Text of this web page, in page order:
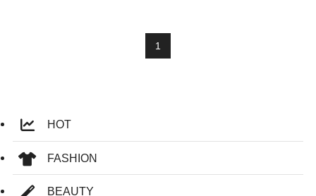
1
HOT
FASHION
BEAUTY